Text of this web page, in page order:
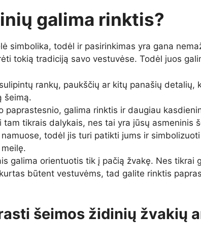
galima rinktis?
simbolika, todėl ir pasirinkimas yra gana
tokią tradiciją savo vestuvėse. Todėl juos
rankų, paukščių ar kitų panašių detalių,
šeimą.
paprastesnio, galima rinktis ir daugiau
tam tikrais dalykais, nes tai yra jūsų asmeninis
todėl jis turi patikti jums ir
galima orientuotis tik į pačią žvakę. Nes tikrai
būtent vestuvėms, tad galite rinktis
šeimos židinių žvakių